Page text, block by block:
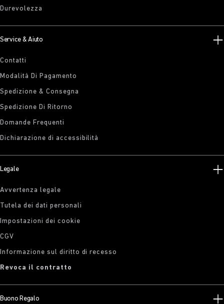
Durevolezza
Service & Aiuto
Contatti
Modalità Di Pagamento
Spedizione & Consegna
Spedizione Di Ritorno
Domande Frequenti
Dichiarazione di accessibilità
Legale
Avvertenza legale
Tutela dei dati personali
Impostazioni dei cookie
CGV
Informazione sul diritto di recesso
Revoca il contratto
Buono Regalo